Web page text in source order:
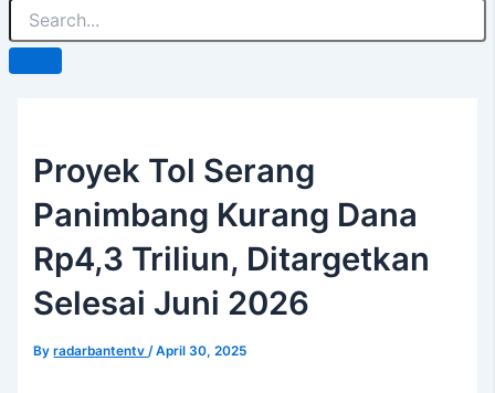
Proyek Tol Serang
Panimbang Kurang Dana
Rp4,3 Triliun, Ditargetkan
Selesai Juni 2026
Byradarbantentv/April 30, 2025